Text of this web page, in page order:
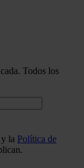
Todos los
la Política de